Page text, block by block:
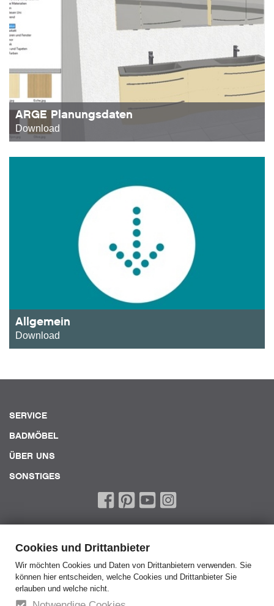
Cookies und Drittanbieter
Wir möchten Cookies und Daten von Drittanbietern verwenden. Sie
können hier entscheiden, welche Cookies und Drittanbieter Sie
erlauben und welche nicht.
ARGE Planungsdaten
Download
Allgemein
Download
SERVICE
BADMÖBEL
ÜBER UNS
SONSTIGES
Home